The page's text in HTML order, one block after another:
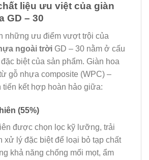
liệu ưu việt của giàn
GD – 30
những ưu điểm vượt trội của
ngoài trời GD – 30 nằm ở cấu
biệt của sản phẩm. Giàn hoa
gỗ nhựa composite (WPC) –
tiến kết hợp hoàn hảo giữa:
(55%)
được chọn lọc kỹ lưỡng, trải
xử lý đặc biệt để loại bỏ tạp chất
khả năng chống mối mọt, ẩm